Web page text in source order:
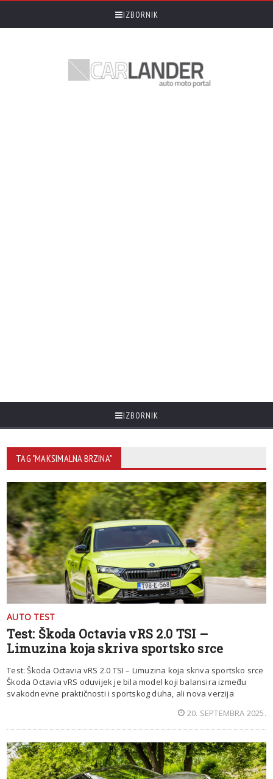
IZBORNIK
IZBORNIK
TAG "MAKSIMALNA BRZINA"
AUTO TEST
Test: Škoda Octavia vRS 2.0 TSI –
Limuzina koja skriva sportsko srce
Test: Škoda Octavia vRS 2.0 TSI – Limuzina koja skriva sportsko srce
Škoda Octavia vRS oduvijek je bila model koji balansira između
svakodnevne praktičnosti i sportskog duha, ali nova verzija
20. SEPTEMBRA 2025.